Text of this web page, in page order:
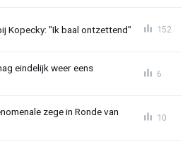
Kopecky: "Ik baal ontzettend" 152
eindelijk weer eens
6
zege in Ronde van
10